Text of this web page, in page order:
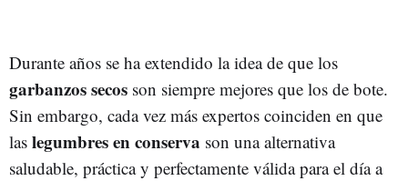
Durante años se ha extendido la idea de que los
garbanzos secos son siempre mejores que los de bote.
Sin embargo, cada vez más expertos coinciden en que
las legumbres en conserva son una alternativa
saludable, práctica y perfectamente válida para el día a